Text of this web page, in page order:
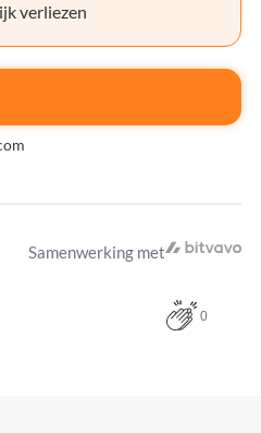
verliezen
Samenwerking met
0